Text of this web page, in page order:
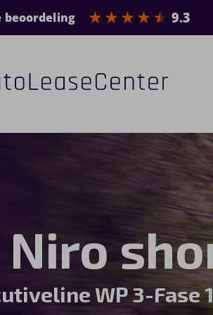
Niro
WP 3-Fase